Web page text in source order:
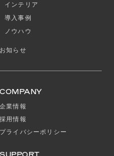
インテリア
導入事例
ノウハウ
お知らせ
COMPANY
企業情報
採用情報
プライバシーポリシー
SUPPORT